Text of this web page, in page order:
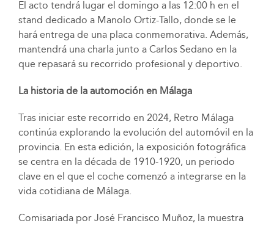
El acto tendrá lugar el domingo a las 12:00 h en el
stand dedicado a Manolo Ortiz-Tallo, donde se le
hará entrega de una placa conmemorativa. Además,
mantendrá una charla junto a Carlos Sedano en la
que repasará su recorrido profesional y deportivo.
La historia de la automoción en Málaga
Tras iniciar este recorrido en 2024, Retro Málaga
continúa explorando la evolución del automóvil en la
provincia. En esta edición, la exposición fotográfica
se centra en la década de 1910-1920, un periodo
clave en el que el coche comenzó a integrarse en la
vida cotidiana de Málaga.
Comisariada por José Francisco Muñoz, la muestra